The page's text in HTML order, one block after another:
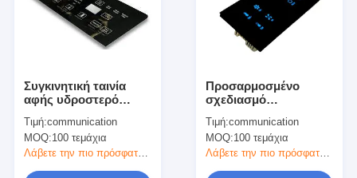
Συγκινητική ταινία
αφής υδροστερό
πολυεστέρα με
ασημένιο κύκλωμα
Τιμή:communication
MOQ:100 τεμάχια
Λάβετε την πιο πρόσφατη τιμή
Προσαρμοσμένο
σχεδιασμό
χωρητική ακουστική
μεμβράνη με
μεταλλικό θόλο
Τιμή:communication
MOQ:100 τεμάχια